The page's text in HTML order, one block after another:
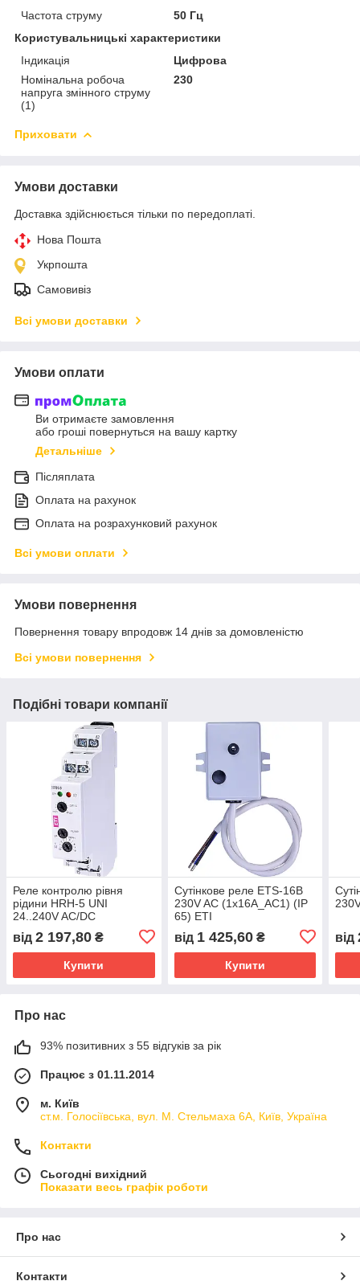
Частота струму
50 Гц
Користувальницькі характеристики
Індикація
Цифрова
Номінальна робоча
напруга змінного струму
(1)
230
Приховати
Умови доставки
Доставка здійснюється тільки по передоплаті.
Нова Пошта
Укрпошта
Самовивіз
Всі умови доставки
Умови оплати
Ви отримаєте замовлення
або гроші повернуться на вашу картку
Детальніше
Післяплата
Оплата на рахунок
Оплата на розрахунковий рахунок
Всі умови оплати
Умови повернення
Повернення товару впродовж 14 днів за домовленістю
Всі умови повернення
Подібні товари компанії
Реле контролю рівня
рідини HRH-5 UNI
24..240V AC/DC
від 2 197,80 ₴
Купити
Сутінкове реле ETS-16B
230V AC (1x16A_AC1) (IP
65) ETI
від 1 425,60₴
Купити
від
Про нас
93% позитивних з 55 відгуків за рік
Працює з 01.11.2014
м. Київ
ст.м. Голосіївська, вул. М. Стельмаха 6А, Київ, Україна
Контакти
Сьогодні вихідний
Показати весь графік роботи
Про нас
Контакти